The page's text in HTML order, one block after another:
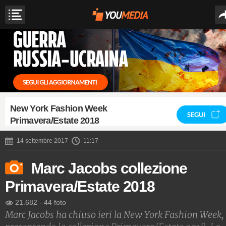
New York Fashion Week
Primavera/Estate 2018
SEGUI
14 settembre 2017 11:17
Marc Jacobs collezione
Primavera/Estate 2018
21.682 - 44 foto
Marc Jacobs ha chiuso ieri la New York Fashion Week,